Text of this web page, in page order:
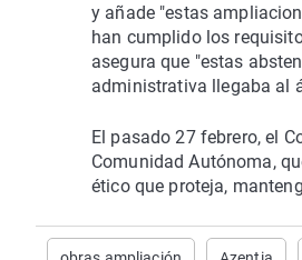
y añade "estas
han cumplido los
asegura que "estas
administrativa llegaba al
El pasado 27 febrero, el
Comunidad Autónoma,
ético que proteja,